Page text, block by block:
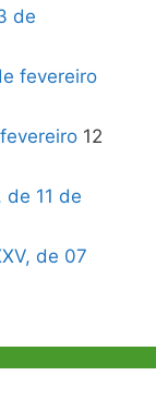
de
fevereiro
12
11 de
de 07